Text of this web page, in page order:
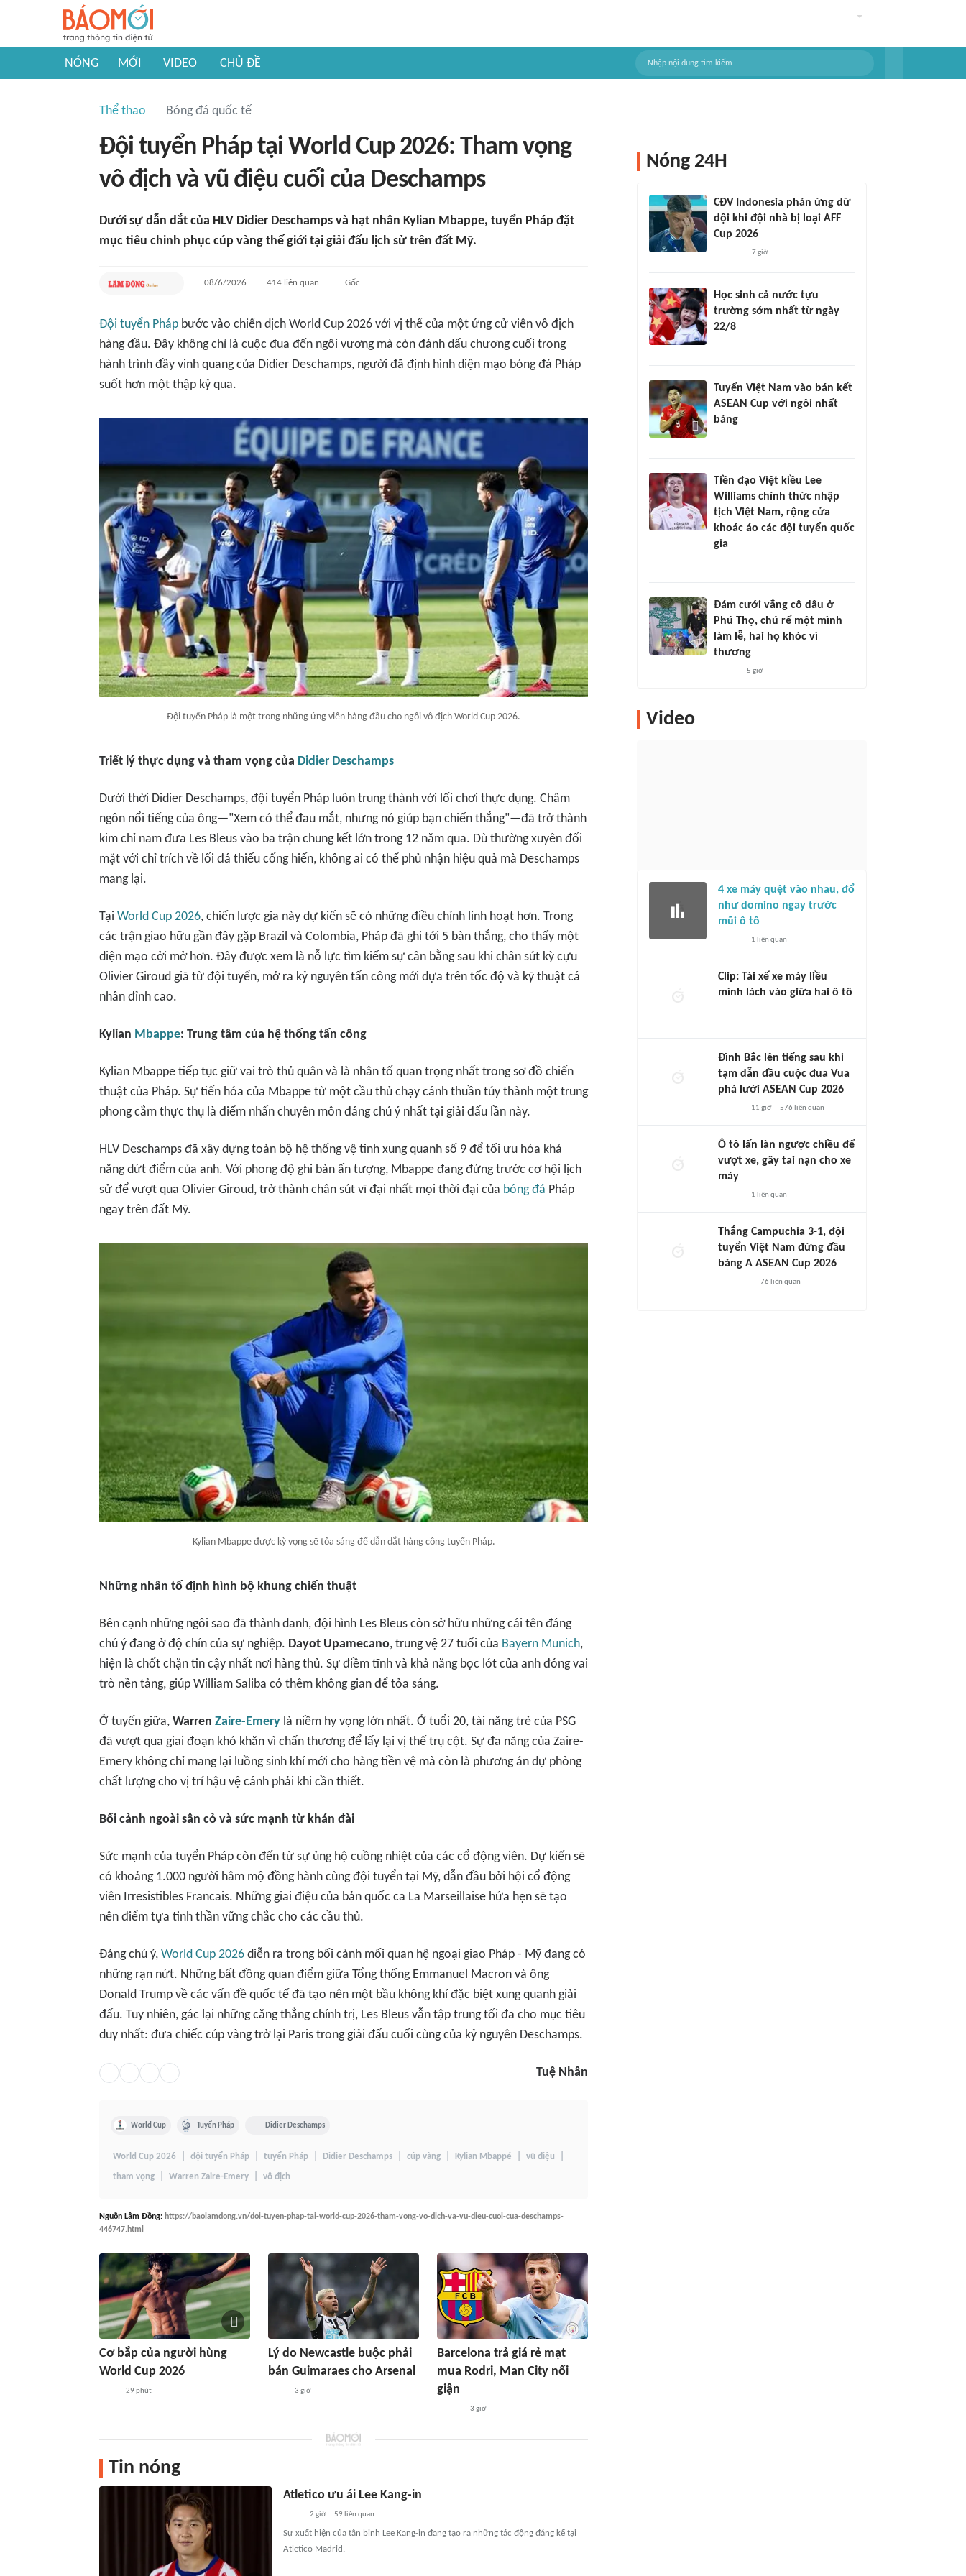
NÓNG MỚI VIDEO CHỦ ĐỀ
Thể thao Bóng đá quốc tế
Đội tuyển Pháp tại World Cup 2026: Tham vọng
vô địch và vũ điệu cuối của Deschamps
Dưới sự dẫn dắt của HLV Didier Deschamps và hạt nhân Kylian Mbappe, tuyển Pháp đặt
mục tiêu chinh phục cúp vàng thế giới tại giải đấu lịch sử trên đất Mỹ.
08/6/2026 414 liên quan Gốc
Đội tuyển Pháp bước vào chiến dịch World Cup 2026 với vị thế của một ứng cử viên vô địch
hàng đầu. Đây không chỉ là cuộc đua đến ngôi vương mà còn đánh dấu chương cuối trong
hành trình đầy vinh quang của Didier Deschamps, người đã định hình diện mạo bóng đá Pháp
suốt hơn một thập kỷ qua.
Đội tuyển Pháp là một trong những ứng viên hàng đầu cho ngôi vô địch World Cup 2026.
Triết lý thực dụng và tham vọng của Didier Deschamps
Dưới thời Didier Deschamps, đội tuyển Pháp luôn trung thành với lối chơi thực dụng. Châm
ngôn nổi tiếng của ông—"Xem có thể đau mắt, nhưng nó giúp bạn chiến thắng"—đã trở thành
kim chỉ nam đưa Les Bleus vào ba trận chung kết lớn trong 12 năm qua. Dù thường xuyên đối
mặt với chỉ trích về lối đá thiếu cống hiến, không ai có thể phủ nhận hiệu quả mà Deschamps
mang lại.
Tại World Cup 2026, chiến lược gia này dự kiến sẽ có những điều chỉnh linh hoạt hơn. Trong
các trận giao hữu gần đây gặp Brazil và Colombia, Pháp đã ghi tới 5 bàn thắng, cho thấy một
diện mạo cởi mở hơn. Đây được xem là nỗ lực tìm kiếm sự cân bằng sau khi chân sút kỳ cựu
Olivier Giroud giã từ đội tuyển, mở ra kỷ nguyên tấn công mới dựa trên tốc độ và kỹ thuật cá
nhân đỉnh cao.
Kylian Mbappe: Trung tâm của hệ thống tấn công
Kylian Mbappe tiếp tục giữ vai trò thủ quân và là nhân tố quan trọng nhất trong sơ đồ chiến
thuật của Pháp. Sự tiến hóa của Mbappe từ một cầu thủ chạy cánh thuần túy thành một trung
phong cắm thực thụ là điểm nhấn chuyên môn đáng chú ý nhất tại giải đấu lần này.
HLV Deschamps đã xây dựng toàn bộ hệ thống vệ tinh xung quanh số 9 để tối ưu hóa khả
năng dứt điểm của anh. Với phong độ ghi bàn ấn tượng, Mbappe đang đứng trước cơ hội lịch
sử để vượt qua Olivier Giroud, trở thành chân sút vĩ đại nhất mọi thời đại của bóng đá Pháp
ngay trên đất Mỹ.
Kylian Mbappe được kỳ vọng sẽ tỏa sáng để dẫn dắt hàng công tuyển Pháp.
Những nhân tố định hình bộ khung chiến thuật
Bên cạnh những ngôi sao đã thành danh, đội hình Les Bleus còn sở hữu những cái tên đáng
chú ý đang ở độ chín của sự nghiệp. Dayot Upamecano, trung vệ 27 tuổi của Bayern Munich,
hiện là chốt chặn tin cậy nhất nơi hàng thủ. Sự điềm tĩnh và khả năng bọc lót của anh đóng vai
trò nền tảng, giúp William Saliba có thêm không gian để tỏa sáng.
Ở tuyến giữa, Warren Zaire-Emery là niềm hy vọng lớn nhất. Ở tuổi 20, tài năng trẻ của PSG
đã vượt qua giai đoạn khó khăn vì chấn thương để lấy lại vị thế trụ cột. Sự đa năng của Zaire-
Emery không chỉ mang lại luồng sinh khí mới cho hàng tiền vệ mà còn là phương án dự phòng
chất lượng cho vị trí hậu vệ cánh phải khi cần thiết.
Bối cảnh ngoài sân cỏ và sức mạnh từ khán đài
Sức mạnh của tuyển Pháp còn đến từ sự ủng hộ cuồng nhiệt của các cổ động viên. Dự kiến sẽ
có khoảng 1.000 người hâm mộ đồng hành cùng đội tuyển tại Mỹ, dẫn đầu bởi hội cổ động
viên Irresistibles Francais. Những giai điệu của bản quốc ca La Marseillaise hứa hẹn sẽ tạo
nên điểm tựa tinh thần vững chắc cho các cầu thủ.
Đáng chú ý, World Cup 2026 diễn ra trong bối cảnh mối quan hệ ngoại giao Pháp - Mỹ đang có
những rạn nứt. Những bất đồng quan điểm giữa Tổng thống Emmanuel Macron và ông
Donald Trump về các vấn đề quốc tế đã tạo nên một bầu không khí đặc biệt xung quanh giải
đấu. Tuy nhiên, gác lại những căng thẳng chính trị, Les Bleus vẫn tập trung tối đa cho mục tiêu
duy nhất: đưa chiếc cúp vàng trở lại Paris trong giải đấu cuối cùng của kỷ nguyên Deschamps.
Tuệ Nhân
World Cup Tuyển Pháp Didier Deschamps
World Cup 2026 đội tuyển Pháp tuyển Pháp Didier Deschamps cúp vàng Kylian Mbappé vũ điệu
tham vọng Warren Zaire-Emery vô địch
Nguồn Lâm Đồng: https://baolamdong.vn/doi-tuyen-phap-tai-world-cup-2026-tham-vong-vo-dich-va-vu-dieu-cuoi-cua-deschamps-
446747.html
Cơ bắp của người hùng
World Cup 2026
29 phút
Lý do Newcastle buộc phải
bán Guimaraes cho Arsenal
3 giờ
Barcelona trả giá rẻ mạt
mua Rodri, Man City nổi
giận
3 giờ
Tin nóng
Atletico ưu ái Lee Kang-in
2 giờ 59 liên quan
Sự xuất hiện của tân binh Lee Kang-in đang tạo ra những tác động đáng kể tại
Atletico Madrid.
Nóng 24H
CĐV Indonesia phản ứng dữ
dội khi đội nhà bị loại AFF
Cup 2026
7 giờ
Học sinh cả nước tựu
trường sớm nhất từ ngày
22/8
Tuyển Việt Nam vào bán kết
ASEAN Cup với ngôi nhất
bảng
Tiền đạo Việt kiều Lee
Williams chính thức nhập
tịch Việt Nam, rộng cửa
khoác áo các đội tuyển quốc
gia
Đám cưới vắng cô dâu ở
Phú Thọ, chú rể một mình
làm lễ, hai họ khóc vì
thương
5 giờ
Video
4 xe máy quệt vào nhau, đổ
như domino ngay trước
mũi ô tô
1 liên quan
Clip: Tài xế xe máy liều
mình lách vào giữa hai ô tô
Đình Bắc lên tiếng sau khi
tạm dẫn đầu cuộc đua Vua
phá lưới ASEAN Cup 2026
11 giờ 576 liên quan
Ô tô lấn làn ngược chiều để
vượt xe, gây tai nạn cho xe
máy
1 liên quan
Thắng Campuchia 3-1, đội
tuyển Việt Nam đứng đầu
bảng A ASEAN Cup 2026
76 liên quan